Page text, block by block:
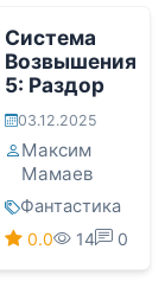
Система
Возвышения
5: Раздор
03.12.2025
Максим
Мамаев
Фантастика
0.0 14 0